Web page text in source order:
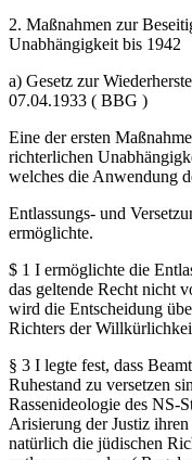
2. Maßnahmen zur
Unabhängigkeit bis 1942
a) Gesetz zur
07.04.1933 ( BBG )
Eine der ersten
richterlichen
welches die Anwendung
Entlassungs- und
ermöglichte.
$ 1 I ermöglichte die
das geltende Recht nicht
wird die Entscheidung
Richters der
§ 3 I legte fest, dass
Ruhestand zu versetzen
Rassenideologie des NS-
Arisierung der Justiz
natürlich die jüdischen